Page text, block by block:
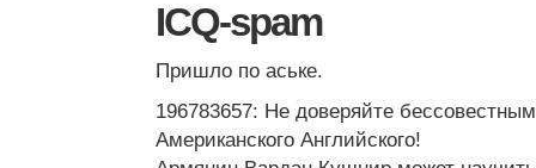
ICQ-spam
Пришло по аське.
196783657: Не доверяйте
Американского Английского!